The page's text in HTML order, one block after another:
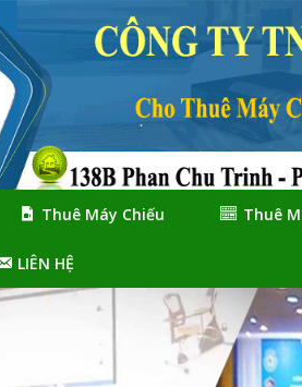
Thuê Máy Chiếu Thuê
LIÊN HỆ